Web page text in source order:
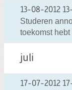
13-08-2012
Studeren
toekomst hebt
juli
17-07-2012